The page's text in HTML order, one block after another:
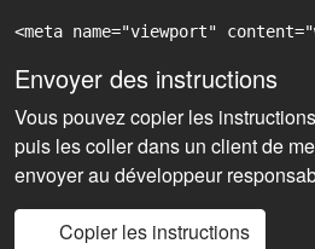
<meta name="viewport"
Envoyer des instructions
Vous pouvez copier les
puis les coller dans un client de
envoyer au développeur
Copier les instructions